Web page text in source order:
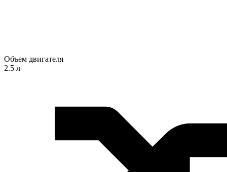
Объем двигателя
2.5 л